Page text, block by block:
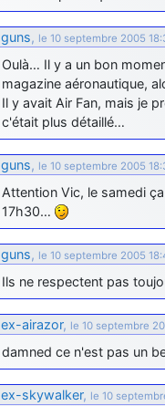
guns, le 10 septembre 2005
Oulà… Il y a un bon
magazine aéronautique,
Il y avait Air Fan, mais je
c'était plus détaillé…
guns, le 10 septembre 2005
Attention Vic, le samedi
17h30…
guns, le 10 septembre 2005
Ils ne respectent pas
ex-airazor, le 10 septembre
damned ce n'est pas un
ex-skywalker, le 10